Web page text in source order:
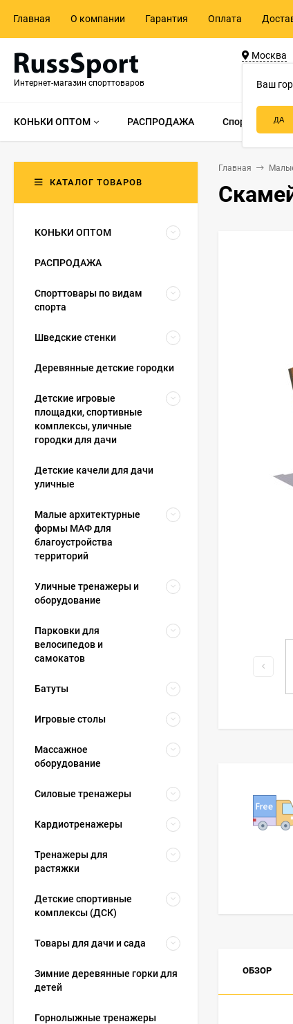
Главная О компании Гарантия Оплата
Интернет-магазин спорттоваров
Москва
Ваш
д.55, стр.1
КОНЬКИ ОПТОМ РАСПРОДАЖА Спорттовары
Главная
ОБЗОР
КАТАЛОГ ТОВАРОВ
КОНЬКИ ОПТОМ
РАСПРОДАЖА
Спорттовары по видам
спорта
Шведские стенки
Деревянные детские городки
Детские игровые
площадки, спортивные
комплексы, уличные
городки для дачи
Детские качели для дачи
уличные
Малые архитектурные
формы МАФ для
благоустройства
территорий
Уличные тренажеры и
оборудование
Парковки для
велосипедов и
самокатов
Батуты
Игровые столы
Массажное
оборудование
Силовые тренажеры
Кардиотренажеры
Тренажеры для
растяжки
Детские спортивные
комплексы (ДСК)
Товары для дачи и сада
Зимние деревянные горки для
детей
Горнолыжные тренажеры